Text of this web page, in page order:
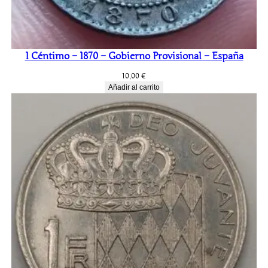
1 Céntimo – 1870 – Gobierno Provisional – España
10,00 €
Añadir al carrito